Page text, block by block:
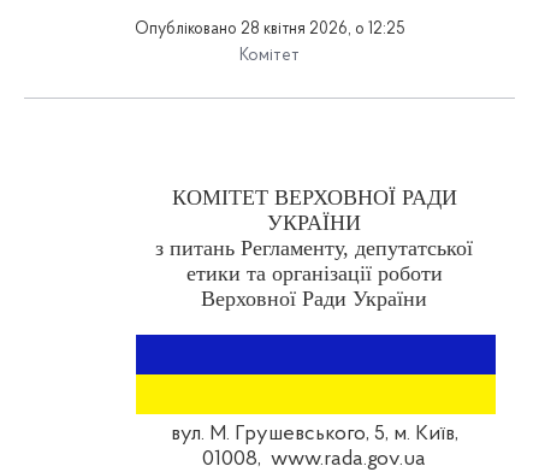
Опубліковано 28 квітня 2026, о 12:25
Комітет
КОМІТЕТ ВЕРХОВНОЇ РАДИ
УКРАЇНИ
з питань Регламенту, депутатської
етики та організації роботи
Верховної Ради України
вул. М. Грушевського, 5, м. Київ,
01008, www.rada.gov.ua